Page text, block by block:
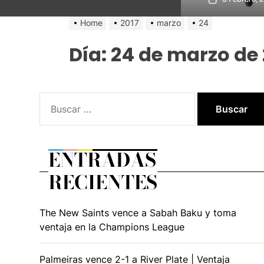
Home 2017 marzo 24
Día: 24 de marzo de
ENTRADAS
RECIENTES
The New Saints vence a Sabah Baku y toma
ventaja en la Champions League
Palmeiras vence 2-1 a River Plate | Ventaja